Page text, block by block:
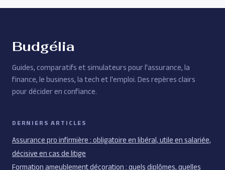
mondiale
confidentielles
Budgélia
Guides, comparatifs et simulateurs pour l'assurance, la
finance, le business, la tech et l'emploi. Des repères clairs
pour décider en confiance.
DERNIERS ARTICLES
Assurance pro infirmière : obligatoire en libéral, utile en salariée,
décisive en cas de litige
Formation ameublement décoration : quels diplômes, quelles